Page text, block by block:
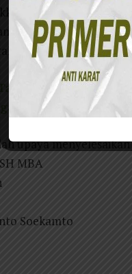
bahwa data-data
nati oleh ahli waris.
1999.
PDAM
MA
upaya
MBA
Soekamto